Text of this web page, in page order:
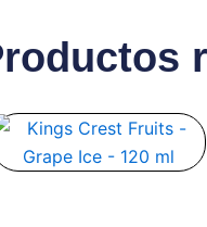
Este
producto